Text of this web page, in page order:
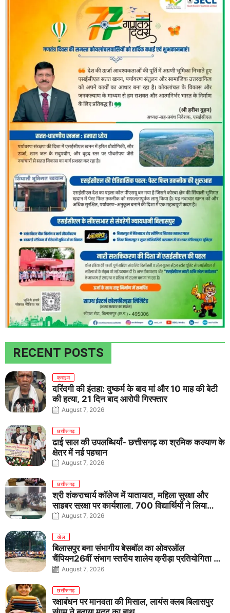
RECENT POSTS
क्राइम
दरिंदगी की इंतहा: दुष्कर्म के बाद मां और 10 माह की बेटी
की हत्या, 21 दिन बाद आरोपी गिरफ्तार
August 7, 2026
छत्तीसगढ़
ढाई साल की उपलब्धियाँ- छत्तीसगढ़ का श्रमिक कल्याण के
क्षेत्र में नई पहचान
August 7, 2026
छत्तीसगढ़
श्री शंकराचार्य कॉलेज में यातायात, महिला सुरक्षा और
साइबर सुरक्षा पर कार्यशाला, 700 विद्यार्थियों ने लिया
जागरूकता का संकल्प
August 7, 2026
खेल
बिलासपुर बना संभागीय बेसबॉल का ओवरऑल
चैंपियन26वीं संभाग स्तरीय शालेय क्रीड़ा प्रतियोगिता में
तीनों आयु वर्गों में शानदार प्रदर्शन
August 7, 2026
छत्तीसगढ़
रक्षाबंधन पर मानवता की मिसाल, लायंस क्लब बिलासपुर